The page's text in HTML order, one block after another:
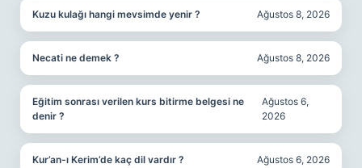
Kuzu kulağı hangi mevsimde yenir ? Ağustos 8, 2026
Necati ne demek ? Ağustos 8, 2026
Eğitim sonrası verilen kurs bitirme belgesi ne
denir ?
Ağustos 6,
2026
Kur’an-ı Kerim’de kaç dil vardır ? Ağustos 6, 2026